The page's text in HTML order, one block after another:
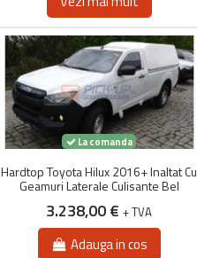
La comanda
Hardtop Toyota Hilux 2016+ Inaltat Cu
Geamuri Laterale Culisante Bel
3.238,00 €+ TVA
Adauga in cos